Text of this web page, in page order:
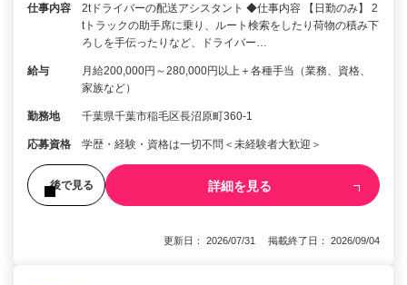
仕事内容
2tドライバーの配送アシスタント ◆仕事内容 【日勤のみ】 2
tトラックの助手席に乗り、ルート検索をしたり荷物の積み下
ろしを手伝ったりなど、ドライバー…
給与
月給200,000円～280,000円以上＋各種手当（業務、資格、
家族など）
勤務地 千葉県千葉市稲毛区長沼原町360-1
応募資格 学歴・経験・資格は一切不問＜未経験者大歓迎＞
後で見る 詳細を見る
更新日： 2026/07/31 掲載終了日： 2026/09/04